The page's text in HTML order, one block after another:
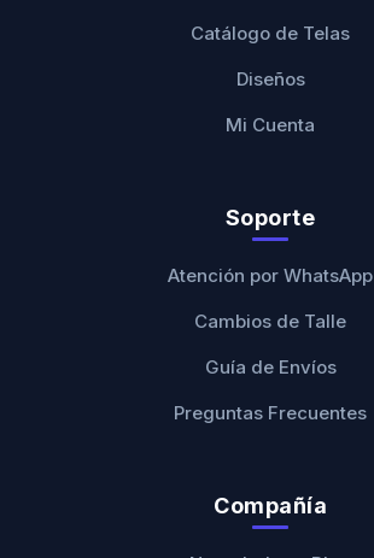
Catálogo de Telas
Diseños
Mi Cuenta
Soporte
Atención por WhatsApp
Cambios de Talle
Guía de Envíos
Preguntas Frecuentes
Compañía